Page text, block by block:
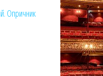
Опричник